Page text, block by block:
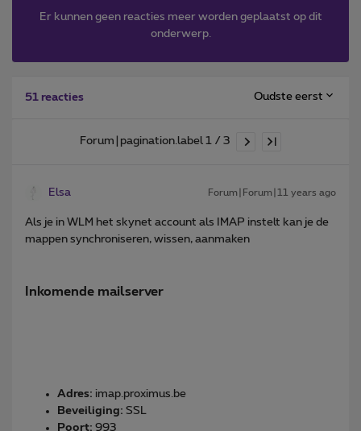
Er kunnen geen reacties meer worden geplaatst op dit
onderwerp.
51 reacties Oudste eerst
Forum|pagination.label 1 / 3
Elsa Forum|Forum|11 years ago
Als je in WLM het skynet account als IMAP instelt kan je de
mappen synchroniseren, wissen, aanmaken
Inkomende mailserver
Adres: imap.proximus.be
Beveiliging: SSL
Poort: 993